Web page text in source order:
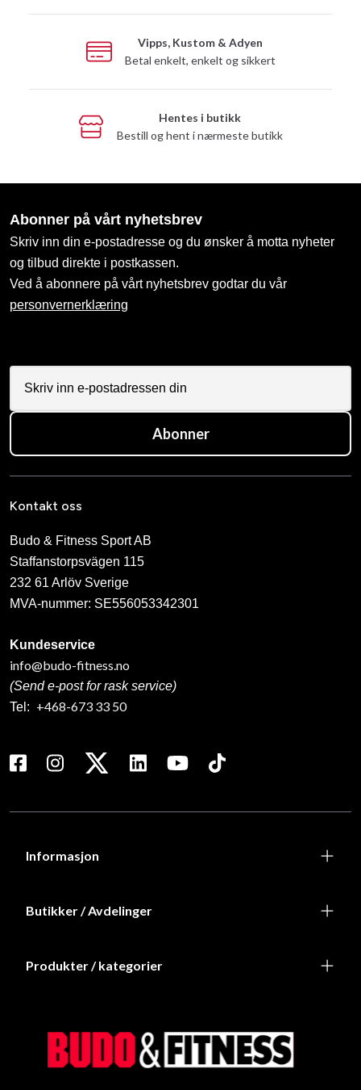
Vipps, Kustom & Adyen
Betal enkelt, enkelt og sikkert
Hentes i butikk
Bestill og hent i nærmeste butikk
Abonner på vårt nyhetsbrev
Skriv inn din e-postadresse og du ønsker å motta nyheter
og tilbud direkte i postkassen.
Ved å abonnere på vårt nyhetsbrev godtar du vår
personvernerklæring
Abonner
Kontakt oss
Budo & Fitness Sport AB
Staffanstorpsvägen 115
232 61 Arlöv Sverige
MVA-nummer: SE556053342301
Kundeservice
info@budo-fitness.no
(Send e-post for rask service)
Tel: +468-673 33 50
Informasjon
Butikker / Avdelinger
Produkter / kategorier